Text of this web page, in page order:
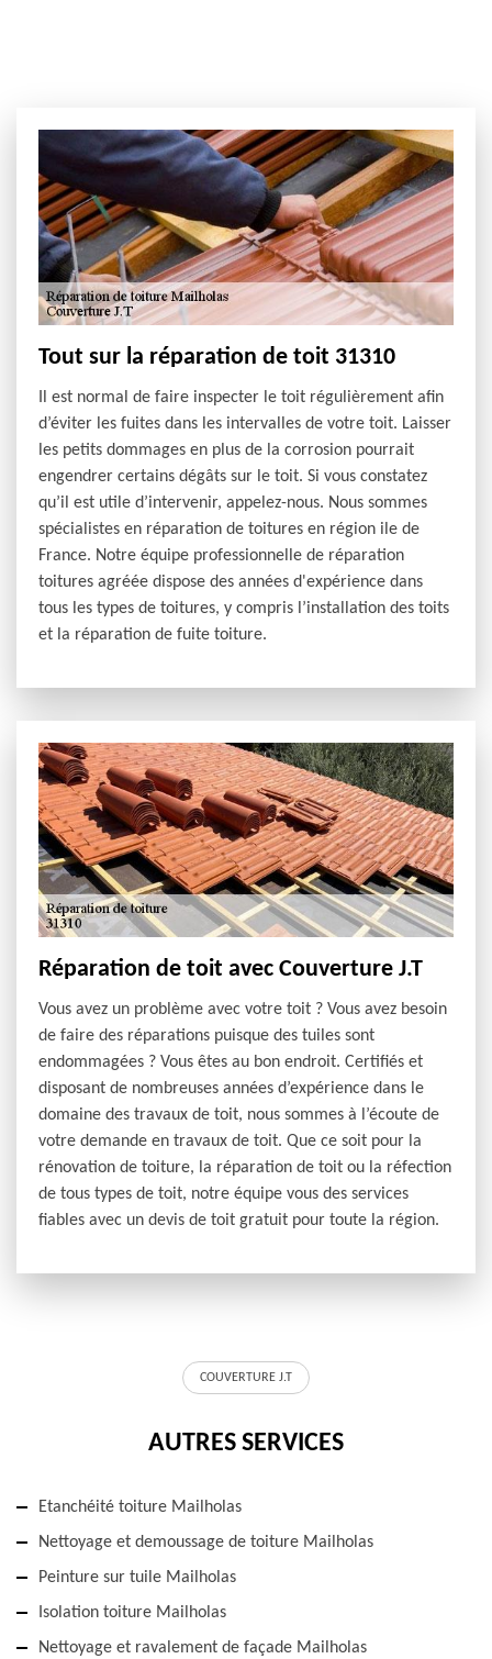
Tout sur la réparation de toit 31310
Il est normal de faire inspecter le toit régulièrement afin
d’éviter les fuites dans les intervalles de votre toit. Laisser
les petits dommages en plus de la corrosion pourrait
engendrer certains dégâts sur le toit. Si vous constatez
qu’il est utile d’intervenir, appelez-nous. Nous sommes
spécialistes en réparation de toitures en région ile de
France. Notre équipe professionnelle de réparation
toitures agréée dispose des années d'expérience dans
tous les types de toitures, y compris l’installation des toits
et la réparation de fuite toiture.
Réparation de toit avec Couverture J.T
Vous avez un problème avec votre toit ? Vous avez besoin
de faire des réparations puisque des tuiles sont
endommagées ? Vous êtes au bon endroit. Certifiés et
disposant de nombreuses années d’expérience dans le
domaine des travaux de toit, nous sommes à l’écoute de
votre demande en travaux de toit. Que ce soit pour la
rénovation de toiture, la réparation de toit ou la réfection
de tous types de toit, notre équipe vous des services
fiables avec un devis de toit gratuit pour toute la région.
COUVERTURE J.T
AUTRES SERVICES
Etanchéité toiture Mailholas
Nettoyage et demoussage de toiture Mailholas
Peinture sur tuile Mailholas
Isolation toiture Mailholas
Nettoyage et ravalement de façade Mailholas